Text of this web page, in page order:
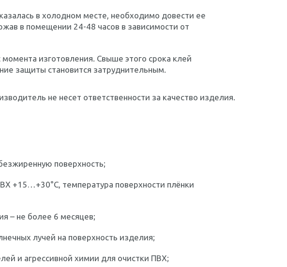
в холодном месте, необходимо довести ее
в помещении 24-48 часов в зависимости от
изготовления. Свыше этого срока клей
защиты становится затруднительным.
не несет ответственности за качество изделия.
поверхность;
+15…+30°С, температура поверхности плёнки
– не более 6 месяцев;
лучей на поверхность изделия;
и агрессивной химии для очистки ПВХ;